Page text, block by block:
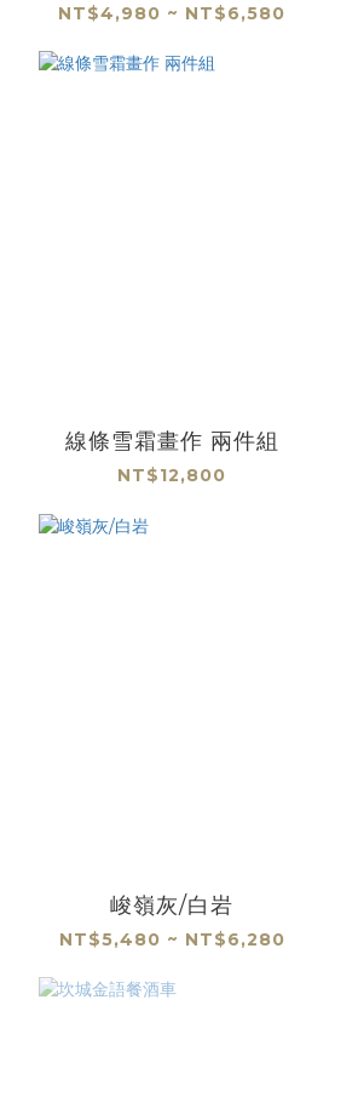
NT$4,980 ~ NT$6,580
線條雪霜畫作 兩件組
NT$12,800
峻嶺灰/白岩
NT$5,480 ~ NT$6,280